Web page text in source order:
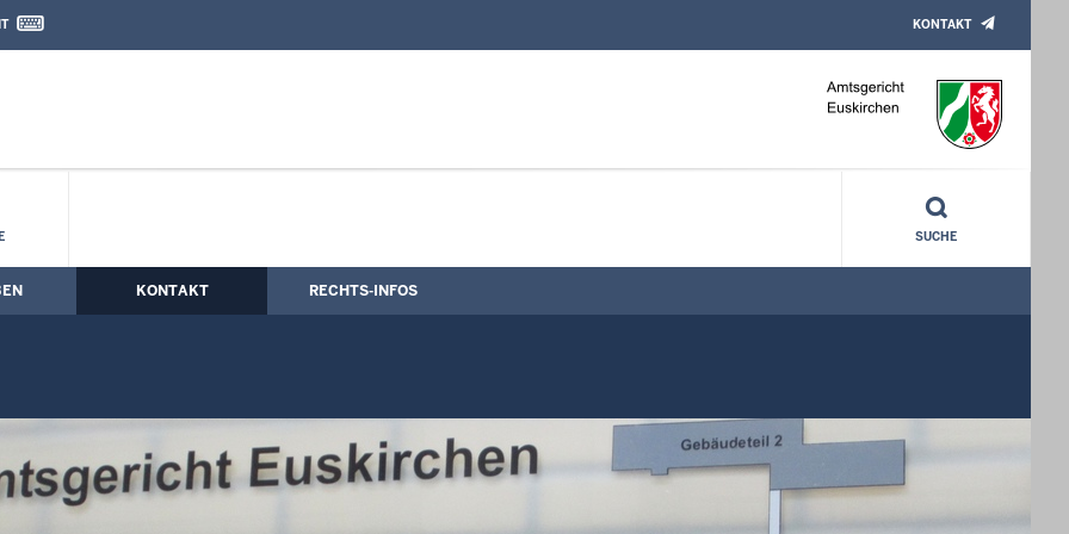
Kontaktformular
KONTAKT
SUCHE
KONTAKT RECHTS-INFOS